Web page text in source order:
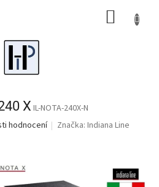
X IL-NOTA-240X-N
hodnocení Značka:Indiana Line